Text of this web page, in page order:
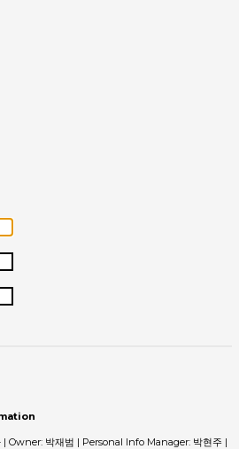
Owner: 박재범 | Personal Info Manager: 박현주 |